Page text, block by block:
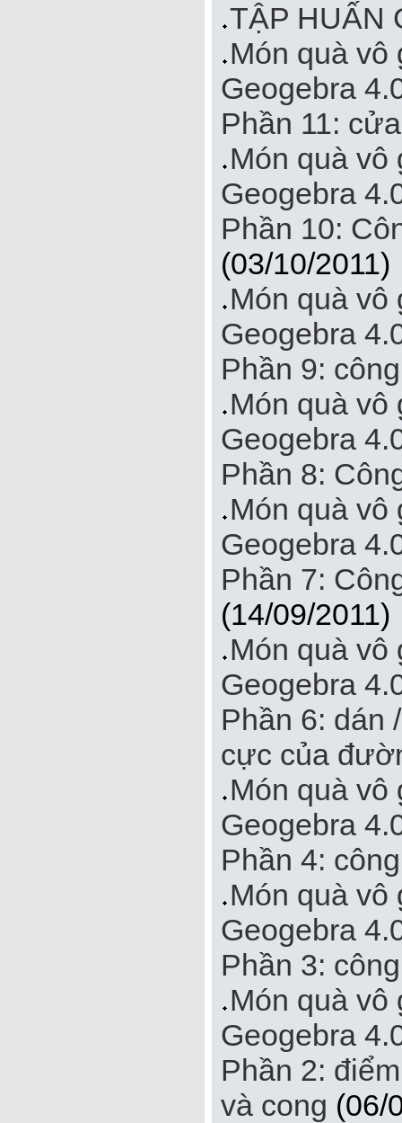
TẬP HUẤN
Món quà
Geogebra
Phần 11:
Món quà
Geogebra
Phần 10:
(03/10/2011)
Món quà
Geogebra
Phần 9:
Món quà
Geogebra
Phần 8:
Món quà
Geogebra
Phần 7:
(14/09/2011)
Món quà
Geogebra
Phần 6: dán
cực của
Món quà
Geogebra
Phần 4:
Món quà
Geogebra
Phần 3:
Món quà
Geogebra
Phần 2:
và cong (06/